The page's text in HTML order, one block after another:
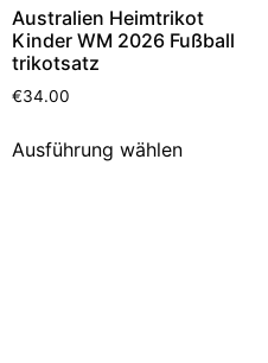
Australien Heimtrikot
Kinder WM 2026 Fußball
trikotsatz
€34.00
Ausführung wählen